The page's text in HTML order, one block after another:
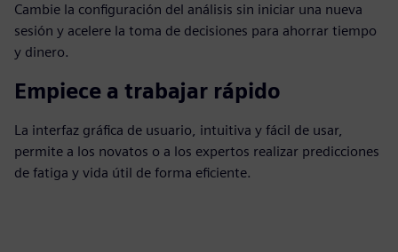
Cambie la configuración del análisis sin iniciar una nueva
sesión y acelere la toma de decisiones para ahorrar tiempo
y dinero.
Empiece a trabajar rápido
La interfaz gráfica de usuario, intuitiva y fácil de usar,
permite a los novatos o a los expertos realizar predicciones
de fatiga y vida útil de forma eficiente.